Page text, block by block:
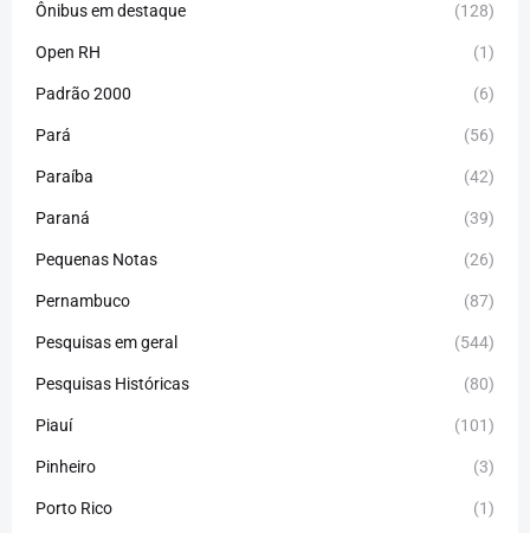
Ônibus em destaque (128)
Open RH (1)
Padrão 2000 (6)
Pará (56)
Paraíba (42)
Paraná (39)
Pequenas Notas (26)
Pernambuco (87)
Pesquisas em geral (544)
Pesquisas Históricas (80)
Piauí (101)
Pinheiro (3)
Porto Rico (1)